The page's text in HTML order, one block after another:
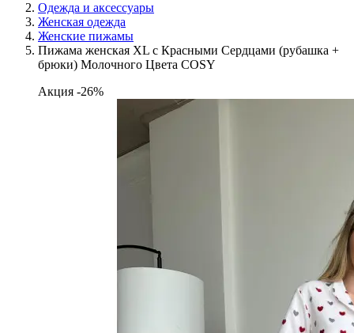
Одежда и аксессуары
Женская одежда
Женские пижамы
Пижама женская XL с Красными Сердцами (рубашка +
брюки) Молочного Цвета COSY
Акция -26%